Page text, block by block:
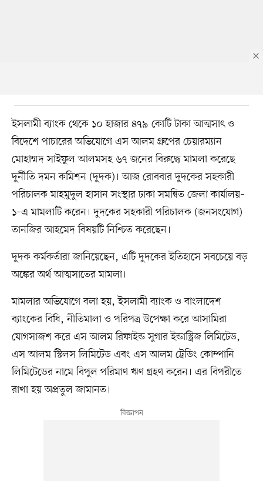
ইসলামী ব্যাংক থেকে ১০ হাজার ৪৭৯ কোটি টাকা আত্মসাৎ ও
বিদেশে পাচারের অভিযোগে এস আলম গ্রুপের চেয়ারম্যান
মোহাম্মদ সাইফুল আলমসহ ৬৭ জনের বিরুদ্ধে মামলা করেছে
দুর্নীতি দমন কমিশন (দুদক)। আজ রোববার দুদকের সহকারী
পরিচালক মাহমুদুল হাসান সংস্থার ঢাকা সমন্বিত জেলা কার্যালয়–
১–এ মামলাটি করেন। দুদকের সহকারী পরিচালক (জনসংযোগ)
তানজির আহমেদ বিষয়টি নিশ্চিত করেছেন।
দুদক কর্মকর্তারা জানিয়েছেন, এটি দুদকের ইতিহাসে সবচেয়ে বড়
অঙ্কের অর্থ আত্মসাতের মামলা।
মামলার অভিযোগে বলা হয়, ইসলামী ব্যাংক ও বাংলাদেশ
ব্যাংকের বিধি, নীতিমালা ও পরিপত্র উপেক্ষা করে আসামিরা
যোগসাজশ করে এস আলম রিফাইন্ড সুগার ইন্ডাস্ট্রিজ লিমিটেড,
এস আলম স্টিলস লিমিটেড এবং এস আলম ট্রেডিং কোম্পানি
লিমিটেডের নামে বিপুল পরিমাণ ঋণ গ্রহণ করেন। এর বিপরীতে
রাখা হয় অপ্রতুল জামানত।